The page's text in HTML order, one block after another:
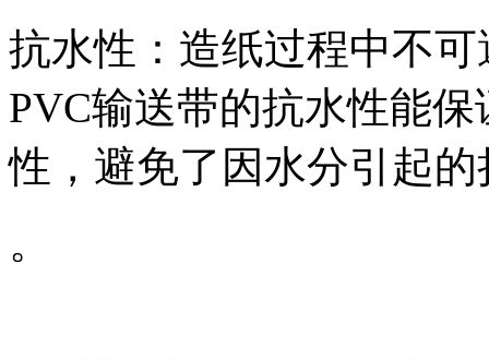
抗水性：造纸过程中不
PVC输送带的抗水性能
性，避免了因水分引起的
。